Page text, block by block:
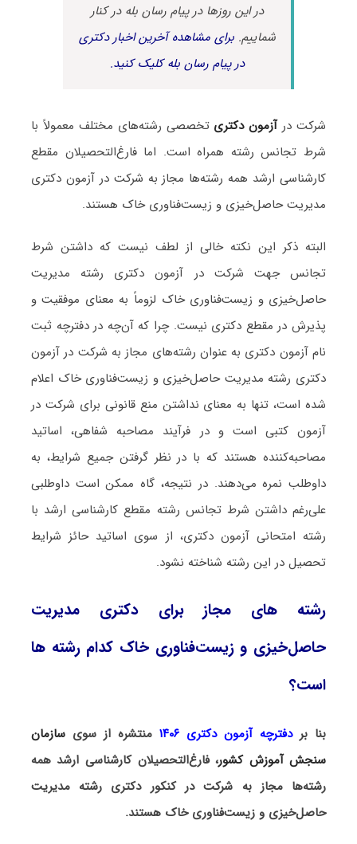
در این روزها در پیام رسان بله در کنار
شماییم.برای مشاهده آخرین اخبار دکتری
در پیام رسان بله کلیک کنید.
شرکت درآزمون دکتری تخصصی رشته‌های مختلف معمولاً با
شرط تجانس رشته همراه است. اما فارغ‌التحصیلان مقطع
کارشناسی ارشد همه رشته‌ها مجاز به شرکت در آزمون دکتری
مدیریت حاصل‌خیزی و ‌زیست‌فناوری خاک هستند.
البته ذکر این نکته خالی از لطف نیست که داشتن شرط
تجانس جهت شرکت در آزمون دکتری رشته مدیریت
حاصل‌خیزی و ‌زیست‌فناوری خاک لزوماً به معنای موفقیت و
پذیرش در مقطع دکتری نیست. چرا که آن‌چه در دفترچه ثبت
نام آزمون دکتری به عنوان رشته‌های مجاز به شرکت در آزمون
دکتری رشته مدیریت حاصل‌خیزی و ‌زیست‌فناوری خاک اعلام
شده است، تنها به معنای نداشتن منع قانونی برای شرکت در
آزمون کتبی است و در فرآیند مصاحبه شفاهی، اساتید
مصاحبه‌کننده هستند که با در نظر گرفتن جمیع شرایط، به
داوطلب نمره می‌دهند. در نتیجه، گاه ممکن است داوطلبی
علی‌رغم داشتن شرط تجانس رشته مقطع کارشناسی ارشد با
رشته امتحانی آزمون دکتری، از سوی اساتید حائز شرایط
تحصیل در این رشته شناخته نشود.
رشته های مجاز برای دکتری مدیریت
حاصل‌خیزی و ‌زیست‌فناوری خاک کدام رشته ها
است؟
بنا بردفترچه آزمون دکتری ۱۴۰۶ منتشره از سویسازمان
سنجش آموزش کشور، فارغ‌التحصیلان کارشناسی ارشد همه
رشته‌ها مجاز به شرکت در کنکور دکتری رشته مدیریت
حاصل‌خیزی و ‌زیست‌فناوری خاک هستند.